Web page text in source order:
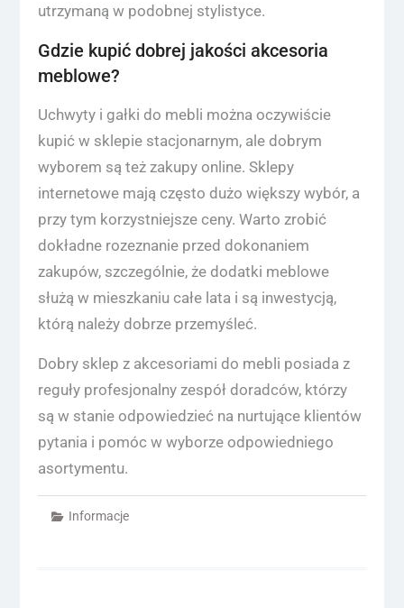
utrzymaną w podobnej stylistyce.
Gdzie kupić dobrej jakości akcesoria
meblowe?
Uchwyty i gałki do mebli można oczywiście
kupić w sklepie stacjonarnym, ale dobrym
wyborem są też zakupy online. Sklepy
internetowe mają często dużo większy wybór, a
przy tym korzystniejsze ceny. Warto zrobić
dokładne rozeznanie przed dokonaniem
zakupów, szczególnie, że dodatki meblowe
służą w mieszkaniu całe lata i są inwestycją,
którą należy dobrze przemyśleć.
Dobry sklep z akcesoriami do mebli posiada z
reguły profesjonalny zespół doradców, którzy
są w stanie odpowiedzieć na nurtujące klientów
pytania i pomóc w wyborze odpowiedniego
asortymentu.
Informacje